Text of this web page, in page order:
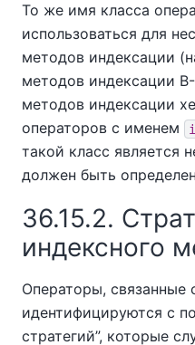
То же имя класса
использоваться для
методов индексации
методов индексации
методов индексации
операторов с именем
такой класс является
должен быть
36.15.2.
индексного
Операторы, связанные
идентифицируются с
стратегий”, которые